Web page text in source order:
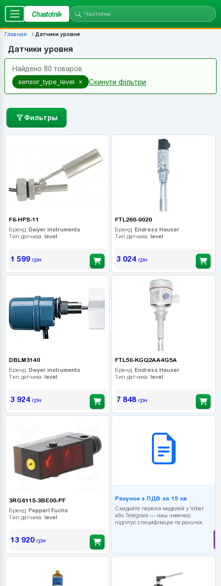
Chastotnik
Главная Датчики уровня
Датчики уровня
Найдено 80 товаров
sensor_type_level
× Скинути фільтри
Фильтры
F6-HPS-11
Бренд: Dwyer instruments
Тип датчика: level
1 599грн
FTL260-0020
Бренд: Endress Hauser
Тип датчика: level
3 024грн
DBLM3140
Бренд: Dwyer instruments
Тип датчика: level
3 924грн
FTL50-KGQ2AA4G5A
Бренд: Endress Hauser
Тип датчика: level
7 848грн
3RG6115-3BE00-PF
Бренд: Pepperl Fuchs
Тип датчика: level
13 920грн
Рахунок з ПДВ за 15 хв
Скидайте перелік моделей у Viber
або Telegram — наш інженер
підготує специфікацію та рахунок.